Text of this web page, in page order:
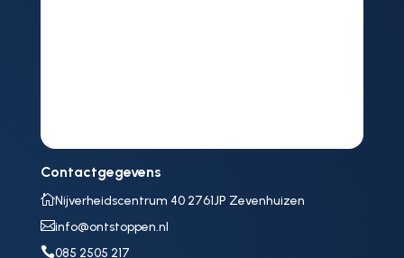
Contactgegevens
Nijverheidscentrum 40 2761JP Zevenhuizen
info@ontstoppen.nl
085 2505 217